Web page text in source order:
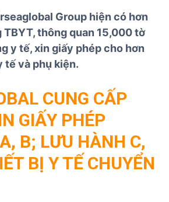
Group hiện có hơn
TBYT, thông quan 15,000 tờ
y tế, xin giấy phép cho hơn
tế và phụ kiện.
CUNG CẤP
GIẤY PHÉP
B; LƯU HÀNH C,
BỊ Y TẾ CHUYỂN